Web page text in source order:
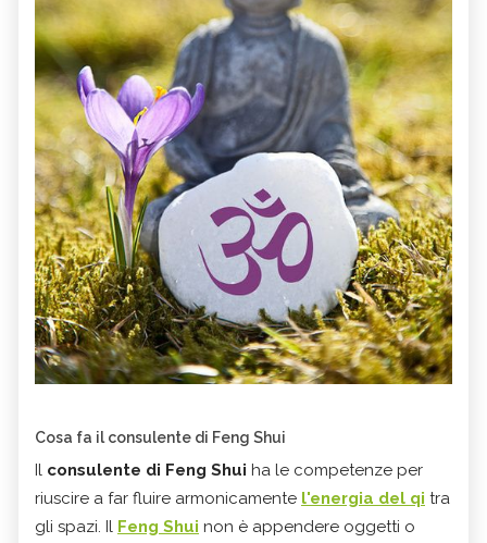
Cosa fa il consulente di Feng Shui
Il consulente di Feng Shui ha le competenze per
riuscire a far fluire armonicamente l'energia del qi tra
gli spazi. Il Feng Shui non è appendere oggetti o